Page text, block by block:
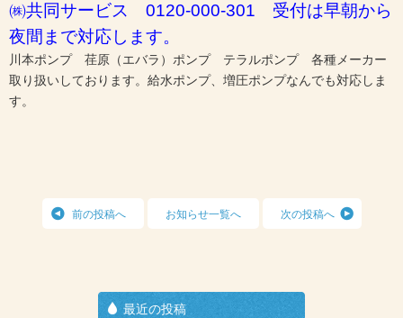
㈱共同サービス 0120-000-301 受付は早朝から
夜間まで対応します。
川本ポンプ 荏原（エバラ）ポンプ テラルポンプ 各種メーカー
取り扱いしております。給水ポンプ、増圧ポンプなんでも対応しま
す。
前の投稿へ お知らせ一覧へ 次の投稿へ
最近の投稿